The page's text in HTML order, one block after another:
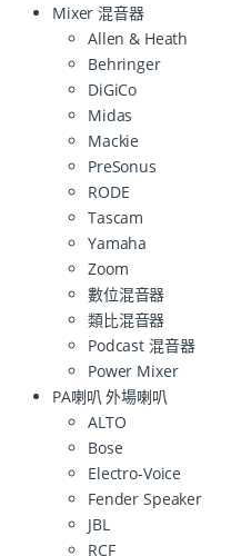
Mixer 混音器
Allen & Heath
Behringer
DiGiCo
Midas
Mackie
PreSonus
RODE
Tascam
Yamaha
Zoom
數位混音器
類比混音器
Podcast 混音器
Power Mixer
PA喇叭 外場喇叭
ALTO
Bose
Electro-Voice
Fender Speaker
JBL
RCF